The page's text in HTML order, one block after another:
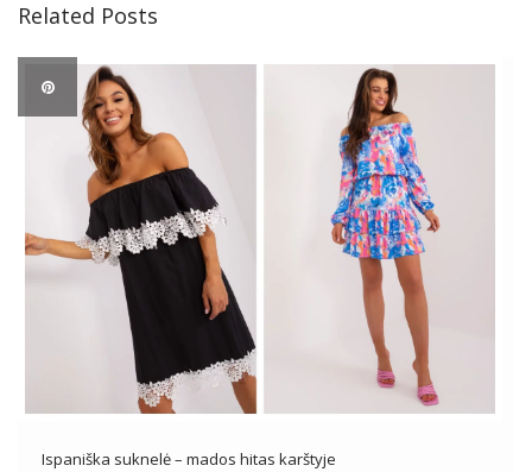
Related Posts
Ispaniška suknelė – mados hitas karštyje